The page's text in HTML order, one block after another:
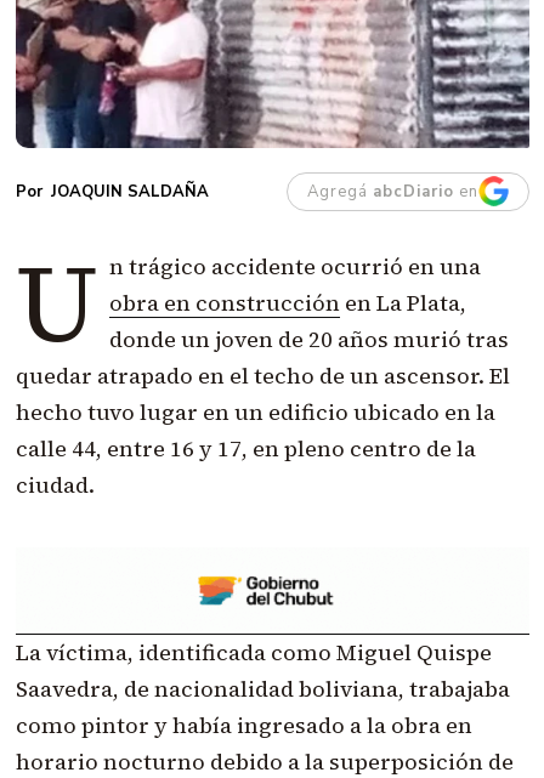
JOAQUIN SALDAÑA Agregá abcDiario en
U n trágico accidente ocurrió en una
obra en construcciónen La Plata,
donde un joven de 20 años murió tras
quedar atrapado en el techo de un ascensor. El
hecho tuvo lugar en un edificio ubicado en la
calle 44, entre 16 y 17, en pleno centro de la
ciudad.
La víctima, identificada como Miguel Quispe
Saavedra, de nacionalidad boliviana, trabajaba
como pintor y había ingresado a la obra en
horario nocturno debido a la superposición de